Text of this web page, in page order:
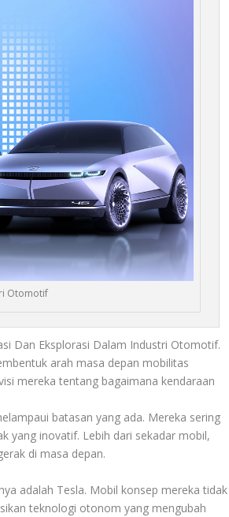
Otomotif
Dan Eksplorasi Dalam Industri Otomotif.
arah masa depan mobilitas
mereka tentang bagaimana kendaraan
batasan yang ada. Mereka sering
yang inovatif. Lebih dari sekadar mobil,
di masa depan.
adalah Tesla. Mobil konsep mereka tidak
teknologi otonom yang mengubah